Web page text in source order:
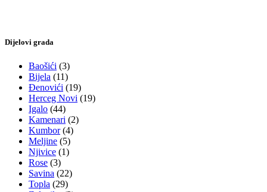
Dijelovi grada
Baošići (3)
Bijela (11)
Đenovići (19)
Herceg Novi (19)
Igalo (44)
Kamenari (2)
Kumbor(4)
Meljine (5)
Njivice (1)
Rose (3)
Savina (22)
Topla (29)